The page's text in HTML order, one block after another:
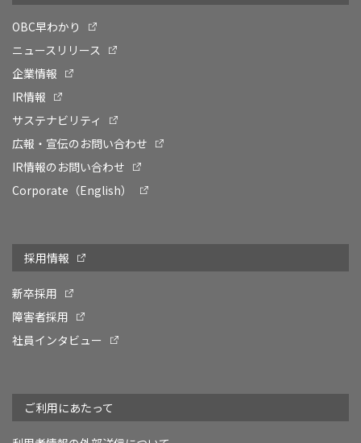
OBC早わかり
ニュースリリース
企業情報
IR情報
サステナビリティ
広報・宣伝のお問い合わせ
IR情報のお問い合わせ
Corporate（English）
採用情報
新卒採用
障害者採用
社員インタビュー
ご利用にあたって